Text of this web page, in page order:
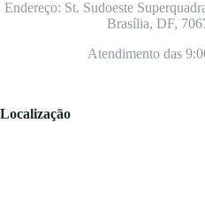
Endereço: St. Sudoeste
Brasília, DF,
Atendimento das
Localização